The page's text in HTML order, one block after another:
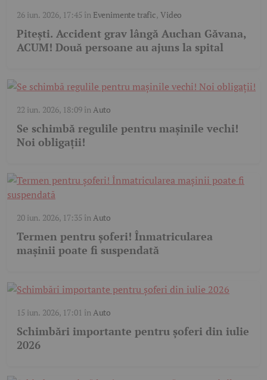
26 iun. 2026, 17:45 în Evenimente trafic, Video
Pitești. Accident grav lângă Auchan Găvana,
ACUM! Două persoane au ajuns la spital
22 iun. 2026, 18:09înAuto
Se schimbă regulile pentru mașinile vechi!
Noi obligații!
20 iun. 2026, 17:35 înAuto
Termen pentru șoferi! Înmatricularea
mașinii poate fi suspendată
15 iun. 2026, 17:01 înAuto
Schimbări importante pentru șoferi din iulie
2026